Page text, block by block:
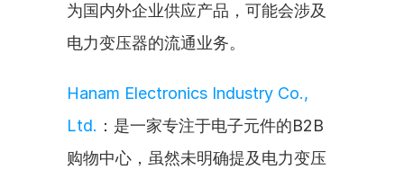
为国内外企业供应产品，可能会涉及
电力变压器的流通业务。
Hanam Electronics Industry Co.,
Ltd. ：是一家专注于电子元件的B2B
购物中心，虽然未明确提及电力变压